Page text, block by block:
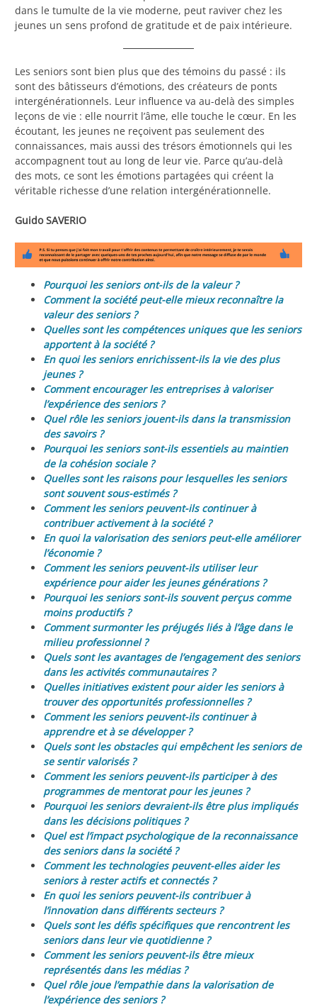
dans le tumulte de la vie moderne, peut raviver chez les
jeunes un sens profond de gratitude et de paix intérieure.
Les seniors sont bien plus que des témoins du passé : ils
sont des bâtisseurs d’émotions, des créateurs de ponts
intergénérationnels. Leur influence va au-delà des simples
leçons de vie : elle nourrit l’âme, elle touche le cœur. En les
écoutant, les jeunes ne reçoivent pas seulement des
connaissances, mais aussi des trésors émotionnels qui les
accompagnent tout au long de leur vie. Parce qu’au-delà
des mots, ce sont les émotions partagées qui créent la
véritable richesse d’une relation intergénérationnelle.
Guido SAVERIO
Pourquoi les seniors ont-ils de la valeur ?
Comment la société peut-elle mieux reconnaître la
valeur des seniors ?
Quelles sont les compétences uniques que les seniors
apportent à la société ?
En quoi les seniors enrichissent-ils la vie des plus
jeunes ?
Comment encourager les entreprises à valoriser
l’expérience des seniors ?
Quel rôle les seniors jouent-ils dans la transmission
des savoirs ?
Pourquoi les seniors sont-ils essentiels au maintien
de la cohésion sociale ?
Quelles sont les raisons pour lesquelles les seniors
sont souvent sous-estimés ?
Comment les seniors peuvent-ils continuer à
contribuer activement à la société ?
En quoi la valorisation des seniors peut-elle améliorer
l’économie ?
Comment les seniors peuvent-ils utiliser leur
expérience pour aider les jeunes générations ?
Pourquoi les seniors sont-ils souvent perçus comme
moins productifs ?
Comment surmonter les préjugés liés à l’âge dans le
milieu professionnel ?
Quels sont les avantages de l’engagement des seniors
dans les activités communautaires ?
Quelles initiatives existent pour aider les seniors à
trouver des opportunités professionnelles ?
Comment les seniors peuvent-ils continuer à
apprendre et à se développer ?
Quels sont les obstacles qui empêchent les seniors de
se sentir valorisés ?
Comment les seniors peuvent-ils participer à des
programmes de mentorat pour les jeunes ?
Pourquoi les seniors devraient-ils être plus impliqués
dans les décisions politiques ?
Quel est l’impact psychologique de la reconnaissance
des seniors dans la société ?
Comment les technologies peuvent-elles aider les
seniors à rester actifs et connectés ?
En quoi les seniors peuvent-ils contribuer à
l’innovation dans différents secteurs ?
Quels sont les défis spécifiques que rencontrent les
seniors dans leur vie quotidienne ?
Comment les seniors peuvent-ils être mieux
représentés dans les médias ?
Quel rôle joue l’empathie dans la valorisation de
l’expérience des seniors ?